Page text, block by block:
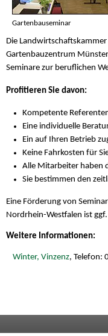
Gartenbauseminar
Die
Gartenbauzentrum
Seminare zur beruflichen
Profitieren Sie davon:
Kompetente
Eine individuelle
Ein auf Ihren Betrieb
Keine Fahrkosten für
Alle Mitarbeiter haben
Sie bestimmen den
Eine Förderung von
Nordrhein-Westfalen ist
Weitere Informationen:
Winter, Vinzenz, Telefon: